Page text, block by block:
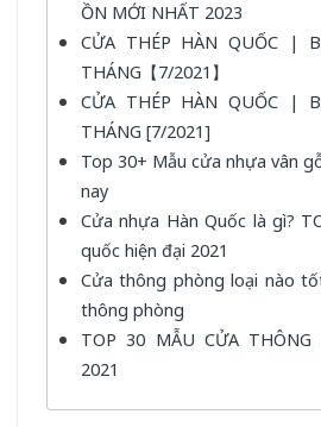
ỒN MỚI NHẤT 2023
CỬA THÉP HÀN QUỐC |
THÁNG【7/2021】
CỬA THÉP HÀN QUỐC |
THÁNG [7/2021]
Top 30+ Mẫu cửa nhựa vân
nay
Cửa nhựa Hàn Quốc là gì?
quốc hiện đại 2021
Cửa thông phòng loại nào
thông phòng
TOP 30 MẪU CỬA THÔNG
2021